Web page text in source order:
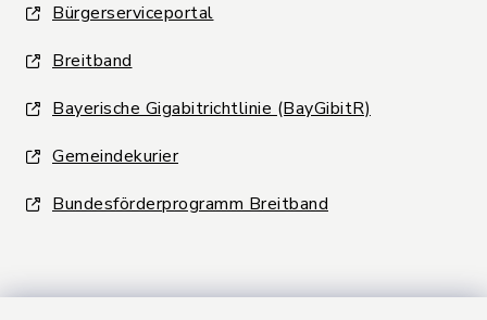
Bürgerserviceportal
Breitband
Bayerische Gigabitrichtlinie (BayGibitR)
Gemeindekurier
Bundesförderprogramm Breitband